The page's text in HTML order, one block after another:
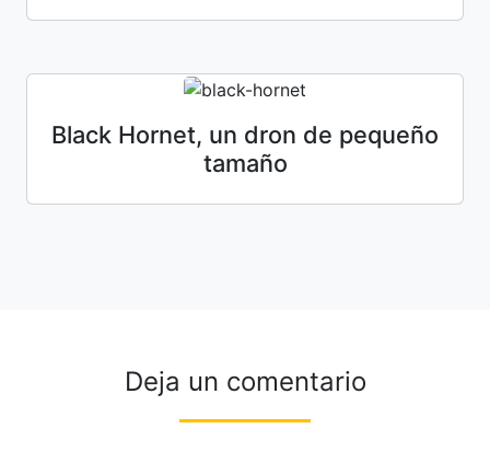
Black Hornet, un dron de pequeño
tamaño
Deja un comentario